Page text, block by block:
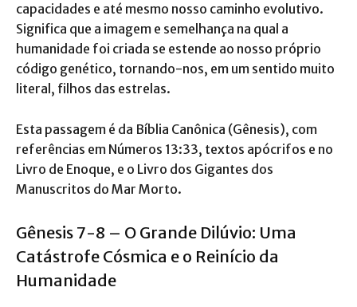
capacidades e até mesmo nosso caminho evolutivo.
Significa que a imagem e semelhança na qual a
humanidade foi criada se estende ao nosso próprio
código genético, tornando-nos, em um sentido muito
literal, filhos das estrelas.
Esta passagem é da Bíblia Canônica (Gênesis), com
referências em Números 13:33, textos apócrifos e no
Livro de Enoque, e o Livro dos Gigantes dos
Manuscritos do Mar Morto.
Gênesis 7-8 – O Grande Dilúvio: Uma
Catástrofe Cósmica e o Reinício da
Humanidade